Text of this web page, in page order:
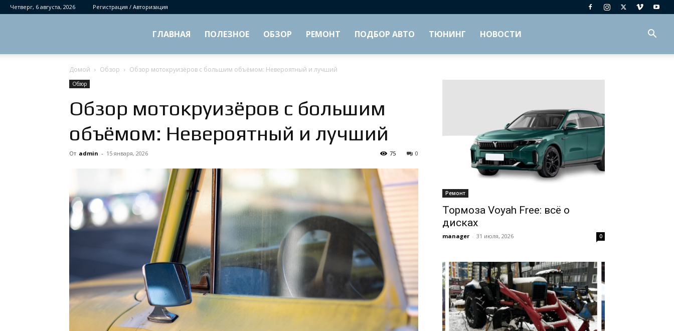
Четверг, 6 августа, 2026 Регистрация / Авторизация
ГЛАВНАЯ ПОЛЕЗНОЕ ОБЗОР РЕМОНТ ПОДБОР АВТО ТЮНИНГ НОВОСТИ
Домой Обзор Обзор мотокруизёров с большим объёмом: Невероятный и лучший
Обзор
Обзор мотокруизёров с большим
объёмом: Невероятный и лучший
От admin - 15 января, 2026 0
75
Ремонт
Тормоза Voyah Free: всё о
дисках
manager - 31 июля, 2026 0